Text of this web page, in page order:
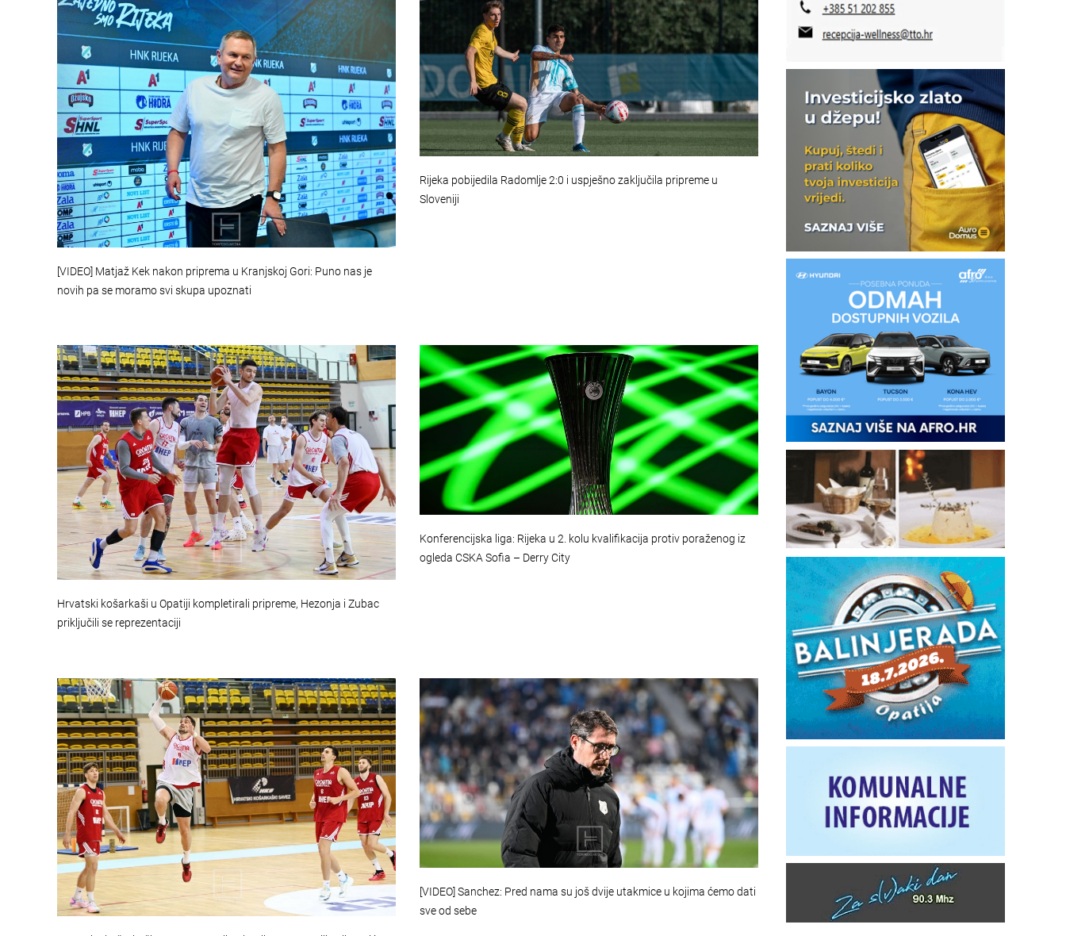
[VIDEO] Matjaž Kek nakon priprema u Kranjskoj Gori: Puno nas je
novih pa se moramo svi skupa upoznati
Rijeka pobijedila Radomlje 2:0 i uspješno zaključila pripreme u
Sloveniji
Hrvatski košarkaši u Opatiji kompletirali pripreme, Hezonja i Zubac
priključili se reprezentaciji
Konferencijska liga: Rijeka u 2. kolu kvalifikacija protiv poraženog iz
ogleda CSKA Sofia – Derry City
[VIDEO] Sanchez: Pred nama su još dvije utakmice u kojima ćemo dati
sve od sebe